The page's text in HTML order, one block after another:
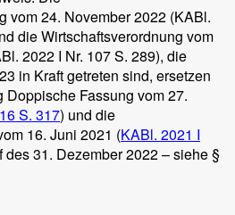
vom 24. November 2022 (KABl.
die Wirtschaftsverordnung vom
2022 I Nr. 107 S. 289), die
in Kraft getreten sind, ersetzen
Fassung vom 27.
S. 317) und die
16. Juni 2021 (KABl. 2021 I
des 31. Dezember 2022 – siehe §